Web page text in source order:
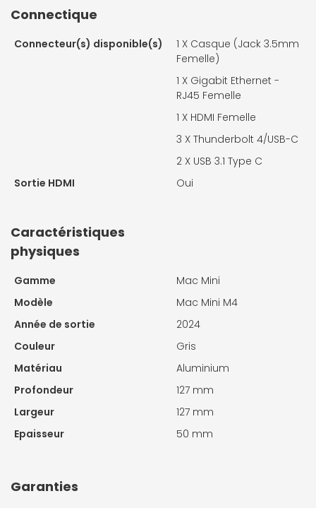
Connectique
Connecteur(s) disponible(s) 1 X Casque (Jack 3.5mm
Femelle)
1 X Gigabit Ethernet -
RJ45 Femelle
1 X HDMI Femelle
3 X Thunderbolt 4/USB-C
2 X USB 3.1 Type C
Sortie HDMI
Oui
Caractéristiques
physiques
Gamme
Mac Mini
Modèle
Mac Mini M4
Année de sortie
2024
Couleur
Gris
Matériau
Aluminium
Profondeur
127 mm
Largeur
127 mm
Epaisseur
50 mm
Garanties